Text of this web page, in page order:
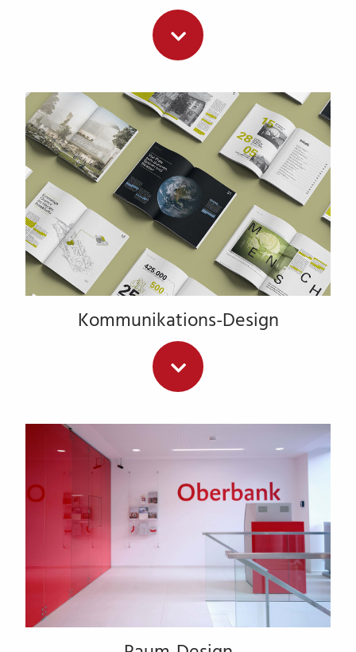
Wir übernehmen alle klassischen Aufgaben eines
Architekten. Dazu gehören folgende Leistungen:
Bestandsaufnahme
Bedarfsanalyse
Entwicklung Masterplan
Energieplanung
Erstellung Förderantrag
Architekten Leistungsphasen HOAI 1-9
Generalplanung
Kommunikations-Design
Im Bereich Kommunikations-Design unterstützen wir Sie
mit allen Leistungen einer klassischen Werbeagentur.
Ihr Vorteil: Wir kennen Ihr Museum in- und auswendig.
Dieses Wissen bringen wir in eine bewährte
Partnerschaft mit einer Kommunikations-Agentur ein.
Unsere Leistungen:
Corporate Design-Entwicklung
Konzeption
Grafische Gestaltung
Texterstellung
3D-Visualisierung